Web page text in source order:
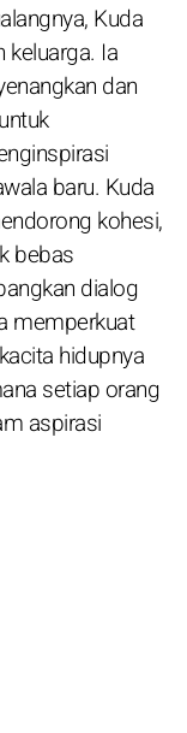
Kuda
Ia
dan
baru. Kuda
kohesi,
bebas
dialog
memperkuat
hidupnya
setiap orang
aspirasi